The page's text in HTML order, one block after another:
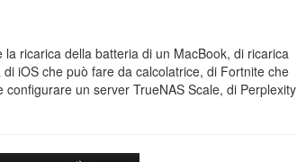
ricarica della batteria di un MacBook, di ricarica
iOS che può fare da calcolatrice, di Fortnite che
un server TrueNAS Scale, di Perplexity